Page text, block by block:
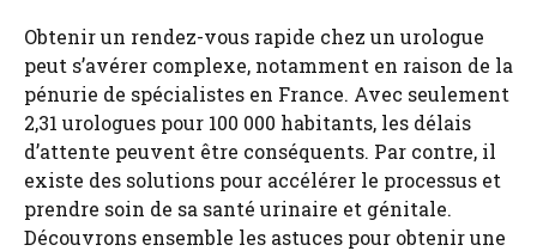
Obtenir un rendez-vous rapide chez un urologue
peut s’avérer complexe, notamment en raison de la
pénurie de spécialistes en France. Avec seulement
2,31 urologues pour 100 000 habitants, les délais
d’attente peuvent être conséquents. Par contre, il
existe des solutions pour accélérer le processus et
prendre soin de sa santé urinaire et génitale.
Découvrons ensemble les astuces pour obtenir une